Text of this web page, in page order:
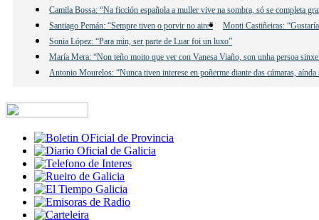
Camila Bossa: “Na ficción española a muller vive na sombra, só se completa
Santiago Pemán: “Sempre tiven o porvir no aire”
Monti Castiñeiras:
Sonia López: “Para min, ser parte de Luar foi un luxo”
María Mera: “Non teño moito que ver con Vanesa Viaño, son unha persoa
Antonio Mourelos: “Nunca tiven interese en poñerme diante das cámaras, aínda